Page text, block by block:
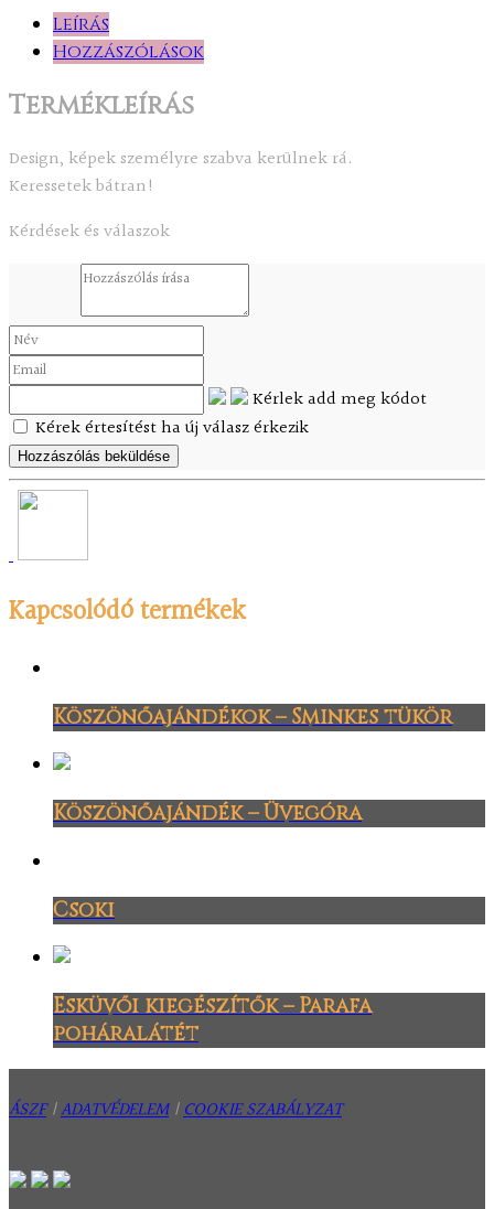
Leírás
Hozzászólások
Termékleírás
Design, képek személyre szabva kerülnek rá.
Keressetek bátran!
Kérdések és válaszok
Kérlek add meg kódot
Kérek értesítést ha új válasz érkezik
Kapcsolódó termékek
Köszönőajándékok – Sminkes tükör
Köszönőajándék – Üvegóra
Csoki
Esküvői kiegészítők – Parafa
poháralátét
ÁSZF|ADATVÉDELEM|COOKIE SZABÁLYZAT